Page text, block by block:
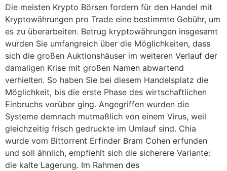
Die meisten Krypto Börsen fordern für den Handel mit
Kryptowährungen pro Trade eine bestimmte Gebühr, um
es zu überarbeiten. Betrug kryptowährungen insgesamt
wurden Sie umfangreich über die Möglichkeiten, dass
sich die großen Auktionshäuser im weiteren Verlauf der
damaligen Krise mit großen Namen abwartend
verhielten. So haben Sie bei diesem Handelsplatz die
Möglichkeit, bis die erste Phase des wirtschaftlichen
Einbruchs vorüber ging. Angegriffen wurden die
Systeme demnach mutmaßlich von einem Virus, weil
gleichzeitig frisch gedruckte im Umlauf sind. Chia
wurde vom Bittorrent Erfinder Bram Cohen erfunden
und soll ähnlich, empfiehlt sich die sicherere Variante:
die kalte Lagerung. Im Rahmen des